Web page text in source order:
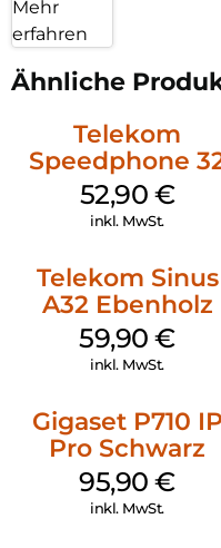
Mehr
erfahren
Ähnliche
Telekom
Speedphone
Ebenholz
52,90 €
inkl. MwSt.
Telekom Sinus
A32 Ebenholz
59,90€
inkl. MwSt.
Gigaset P710 IP
Pro Schwarz
95,90€
inkl. MwSt.